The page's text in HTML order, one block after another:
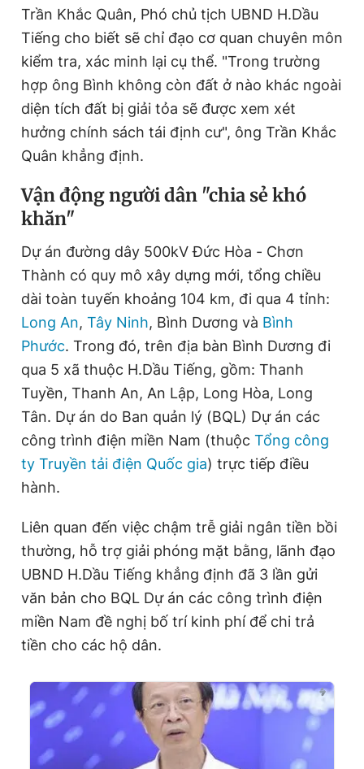
Trần Khắc Quân, Phó chủ tịch UBND H.Dầu
Tiếng cho biết sẽ chỉ đạo cơ quan chuyên môn
kiểm tra, xác minh lại cụ thể. "Trong trường
hợp ông Bình không còn đất ở nào khác ngoài
diện tích đất bị giải tỏa sẽ được xem xét
hưởng chính sách tái định cư", ông Trần Khắc
Quân khẳng định.
Vận động người dân "chia sẻ khó
khăn"
Dự án đường dây 500kV Đức Hòa - Chơn
Thành có quy mô xây dựng mới, tổng chiều
dài toàn tuyến khoảng 104 km, đi qua 4 tỉnh:
Long An, Tây Ninh, Bình Dương và Bình
Phước. Trong đó, trên địa bàn Bình Dương đi
qua 5 xã thuộc H.Dầu Tiếng, gồm: Thanh
Tuyền, Thanh An, An Lập, Long Hòa, Long
Tân. Dự án do Ban quản lý (BQL) Dự án các
công trình điện miền Nam (thuộc Tổng công
ty Truyền tải điện Quốc gia) trực tiếp điều
hành.
Liên quan đến việc chậm trễ giải ngân tiền bồi
thường, hỗ trợ giải phóng mặt bằng, lãnh đạo
UBND H.Dầu Tiếng khẳng định đã 3 lần gửi
văn bản cho BQL Dự án các công trình điện
miền Nam đề nghị bố trí kinh phí để chi trả
tiền cho các hộ dân.